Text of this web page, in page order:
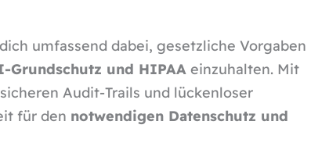
umfassend dabei, gesetzliche Vorgaben
Grundschutz und HIPAA einzuhalten. Mit
Audit-Trails und lückenloser
für den notwendigen Datenschutz und